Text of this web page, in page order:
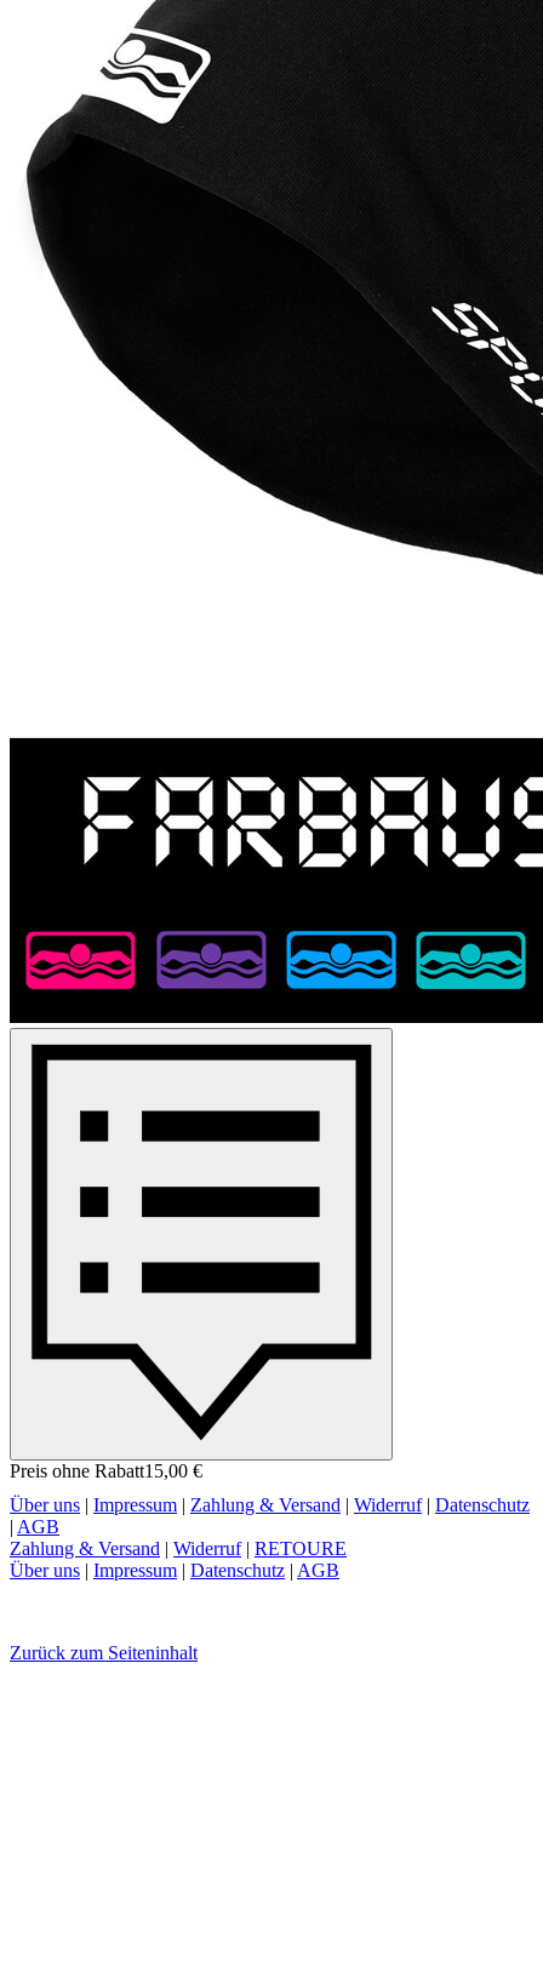
Preis ohne Rabatt15,00 €
Über uns | Impressum | Zahlung & Versand | Widerruf| Datenschutz
| AGB
Zahlung & Versand | Widerruf | RETOURE
Über uns | Impressum | Datenschutz | AGB
Zurück zum Seiteninhalt